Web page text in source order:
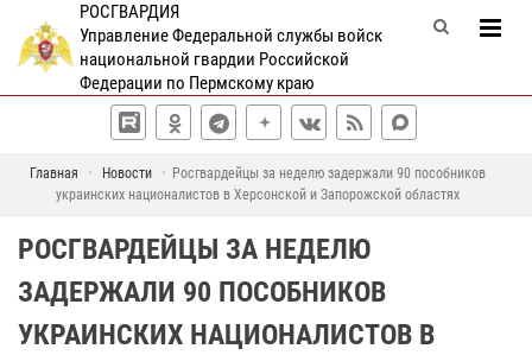
РОСГВАРДИЯ
Управление Федеральной службы войск
национальной гвардии Российской
Федерации по Пермскому краю
Главная Новости
Росгвардейцы за неделю задержали 90 пособников
украинских националистов в Херсонской и Запорожской областях
РОСГВАРДЕЙЦЫ ЗА НЕДЕЛЮ
ЗАДЕРЖАЛИ 90 ПОСОБНИКОВ
УКРАИНСКИХ НАЦИОНАЛИСТОВ В